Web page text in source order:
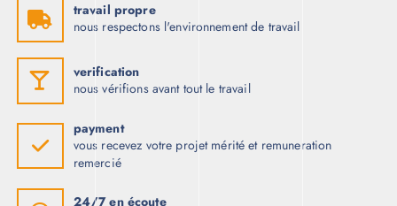
travail propre
nous respectons l'environnement de travail
verification
nous vérifions avant tout le travail
payment
vous recevez votre projet mérité et remuneration
remercié
24/7 en écoute